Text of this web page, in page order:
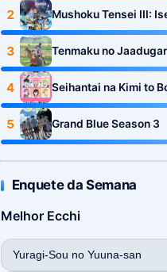
2
Mushoku Tensei III:
Ittara Honki Dasu
3 Tenmaku no Jaadugar
4
Seihantai na Kimi to
Season
5 Grand Blue Season 3
Enquete da Semana
Melhor Ecchi
Yuragi-Sou no Yuuna-san